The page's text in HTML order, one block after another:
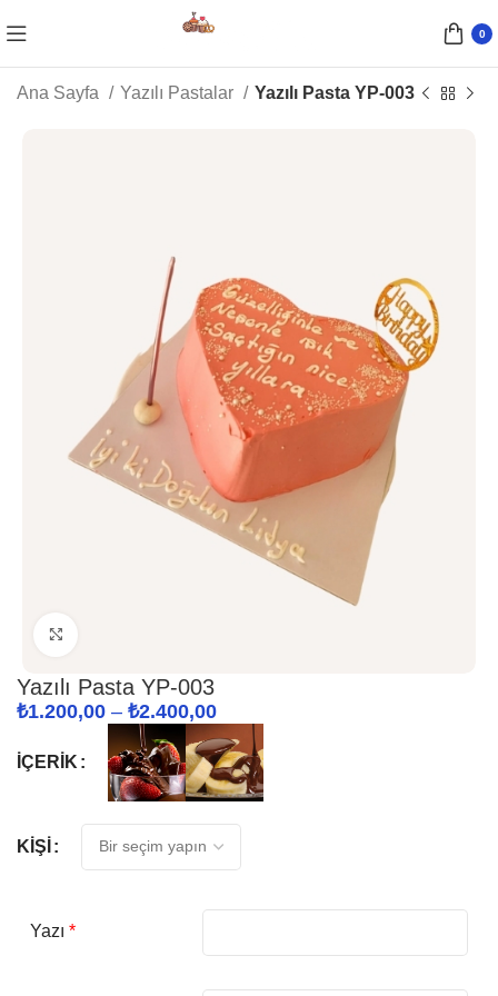
0
Ana Sayfa Yazılı Pastalar Yazılı Pasta YP-003
Yazılı Pasta YP-003
₺1.200,00 – ₺2.400,00
İÇERIK
KIŞI
Yazı *